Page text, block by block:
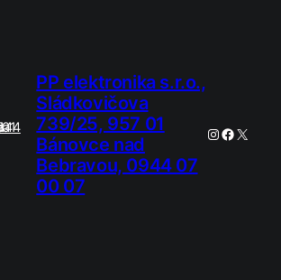
PP elektronika s.r.o.,
Sládkovičova
739/25, 957 01
Bánovce nad
Bebravou, 0944 07
00 07
Instagram
X